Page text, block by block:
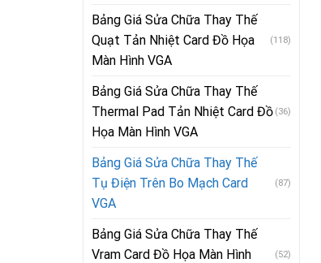
Bảng Giá Sửa Chữa Thay Thế
Quạt Tản Nhiệt Card Đồ Họa
Màn Hình VGA
(118)
Bảng Giá Sửa Chữa Thay Thế
Thermal Pad Tản Nhiệt Card Đồ
Họa Màn Hình VGA
(36)
Bảng Giá Sửa Chữa Thay Thế
Tụ Điện Trên Bo Mạch Card
VGA
(87)
Bảng Giá Sửa Chữa Thay Thế
Vram Card Đồ Họa Màn Hình
(52)